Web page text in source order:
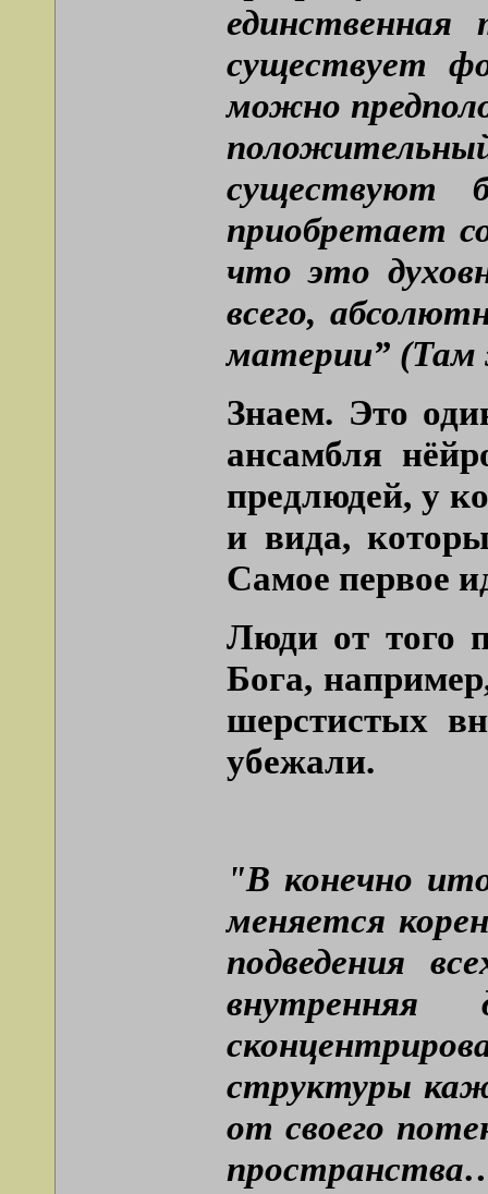
существует
можно
существуют
приобретает
что это
всего,
материи” (Там
Знаем. Это
ансамбля
предлюдей, у
и вида,
Самое первое
Люди от того
Бога,
шерстистых
убежали.
"В конечно
меняется
подведения
внутренняя
структуры
от своего